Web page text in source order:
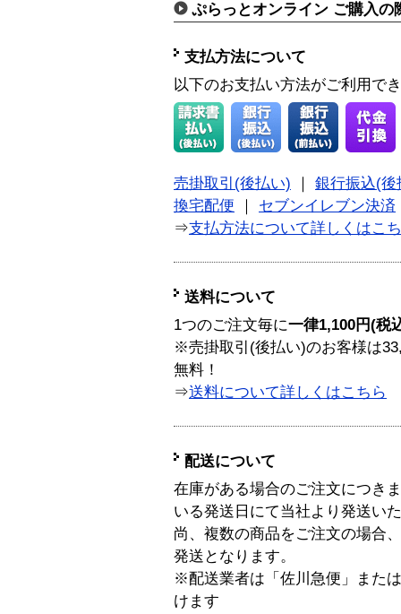
ぷらっとオンライン ご購入の
支払方法について
以下のお支払い方法がご利用で
売掛取引(後払い)
銀行振込(後
換宅配便
セブンイレブン決済
⇒支払方法について詳しくはこ
送料について
1つのご注文毎に一律1,100円(税
※売掛取引(後払い)のお客様は
無料！
⇒送料について詳しくはこちら
配送について
在庫がある場合のご注文につき
いる発送日にて当社より発送い
尚、複数の商品をご注文の場合
発送となります。
※配送業者は「佐川急便」また
けます